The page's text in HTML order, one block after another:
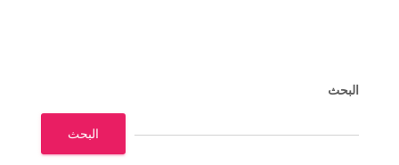
البحث
البحث